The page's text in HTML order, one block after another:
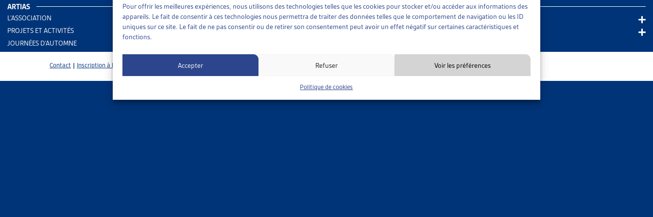
Pour offrir les meilleures expériences, nous utilisons des technologies telles que les cookies pour stocker et/ou accéder aux informations des
appareils. Le fait de consentir à ces technologies nous permettra de traiter des données telles que le comportement de navigation ou les ID
uniques sur ce site. Le fait de ne pas consentir ou de retirer son consentement peut avoir un effet négatif sur certaines caractéristiques et
fonctions.
Accepter Refuser Voir les préférences
Politique de cookies
ARTIAS
L’ASSOCIATION
PROJETS ET ACTIVITÉS
JOURNÉES D’AUTOMNE
Contact | Inscription à la Newsletter
PMEDA suffisent déjà à ordonner une nouvelle expertise de la personne assurée ou pour demander une expertise judiciaire.En savoir plus